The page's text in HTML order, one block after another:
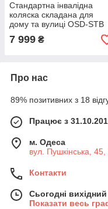
Стандартна інвалідна
коляска складана для
дому та вулиці OSD-STB
Крісло-коляска механічна
для інвалідів
7 999 ₴
Про нас
89% позитивних з 18
Працює з
м. Одеса
вул. Пушкінська,
Контакти
Сьогодні вихідний
Показати весь